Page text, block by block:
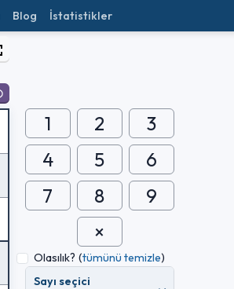
Blog İstatistikler
1 2
3
4
5
6
7
8 9
Olasılık? (tümünü temizle)
Sayı seçici